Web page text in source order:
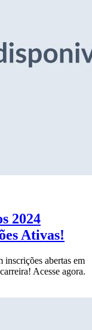
2024
Ativas!
inscrições abertas em
Acesse agora.